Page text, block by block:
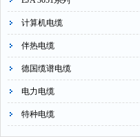
计算机电缆
伴热电缆
德国缆谱电缆
电力电缆
特种电缆